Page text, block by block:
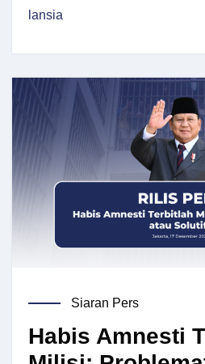
lansia
Siaran Pers
Habis Amnesti